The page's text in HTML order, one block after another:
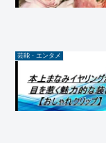
芸能・エンタメ